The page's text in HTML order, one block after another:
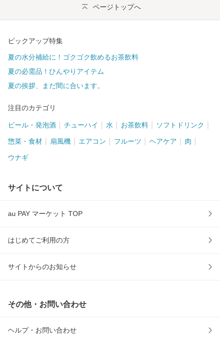
ページトップへ
ピックアップ特集
夏の水分補給に！ゴクゴク飲めるお茶飲料
夏の必需品！ひんやりアイテム
夏の挨拶、まだ間に合います。
注目のカテゴリ
ビール・発泡酒 チューハイ 水 お茶飲料 ソフトドリンク
惣菜・食材 扇風機 エアコン フルーツ ヘアケア 肉
ウナギ
サイトについて
au PAY マーケット TOP
はじめてご利用の方
サイトからのお知らせ
その他・お問い合わせ
ヘルプ・お問い合わせ